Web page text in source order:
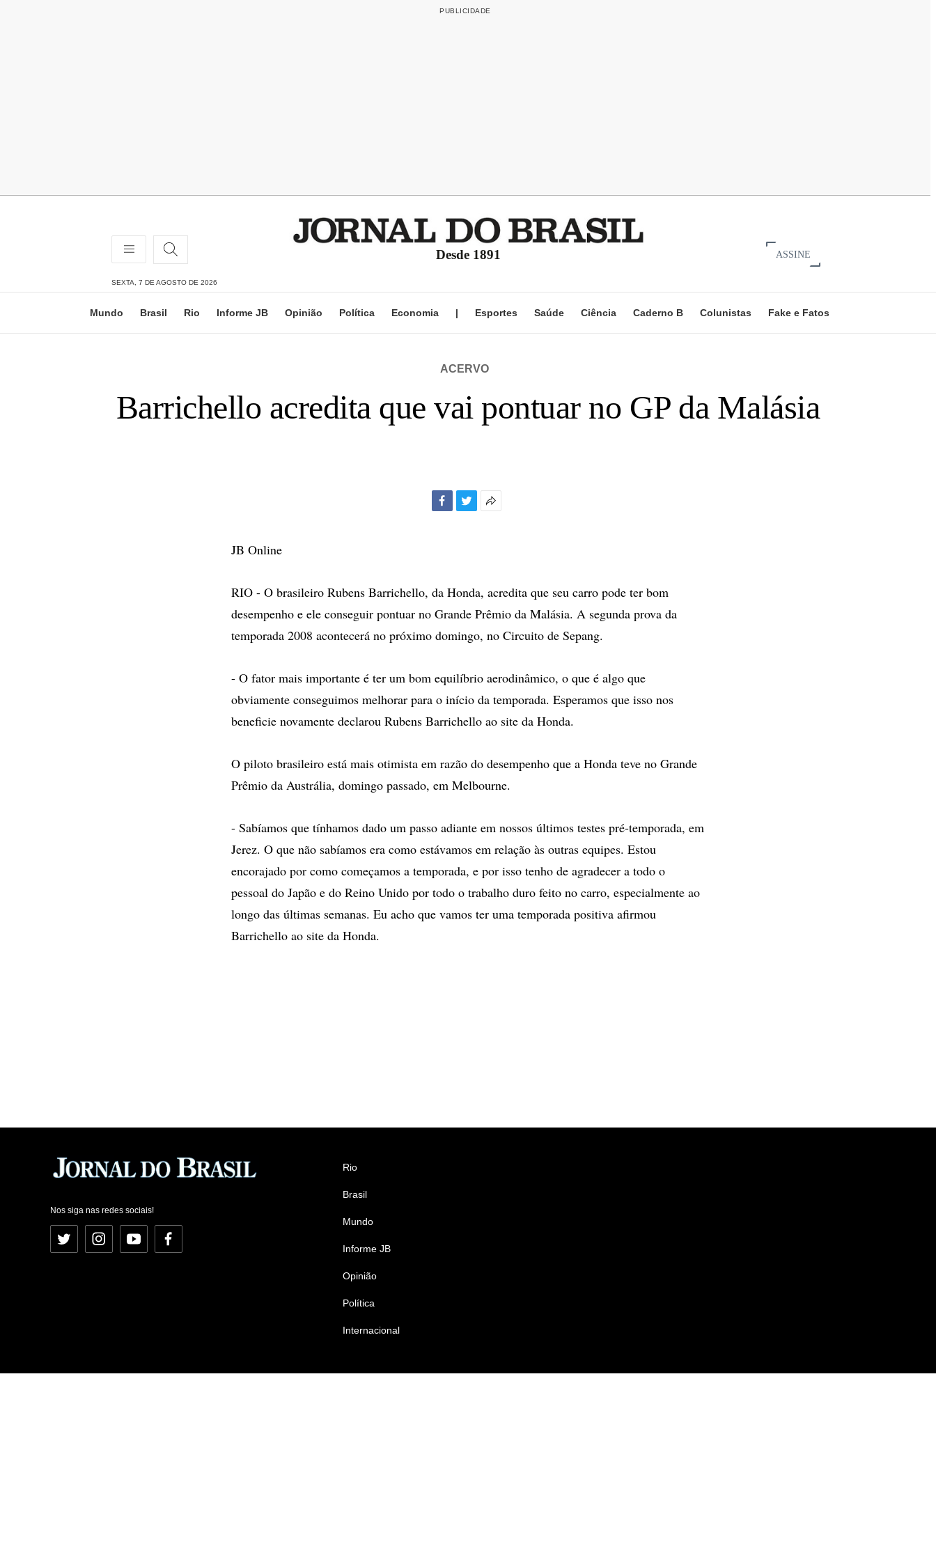
Desde 1891 ASSINE
SEXTA, 7 DE AGOSTO DE 2026
Mundo Brasil Rio Informe JB Opinião Política Economia | Esportes Saúde Ciência Caderno B Colunistas Fake e Fatos
ACERVO
Barrichello acredita que vai pontuar no GP da Malásia
JB Online
RIO - O brasileiro Rubens Barrichello, da Honda, acredita que seu carro pode ter bom
desempenho e ele conseguir pontuar no Grande Prêmio da Malásia. A segunda prova da
temporada 2008 acontecerá no próximo domingo, no Circuito de Sepang.
- O fator mais importante é ter um bom equilíbrio aerodinâmico, o que é algo que
obviamente conseguimos melhorar para o início da temporada. Esperamos que isso nos
beneficie novamente declarou Rubens Barrichello ao site da Honda.
O piloto brasileiro está mais otimista em razão do desempenho que a Honda teve no Grande
Prêmio da Austrália, domingo passado, em Melbourne.
- Sabíamos que tínhamos dado um passo adiante em nossos últimos testes pré-temporada, em
Jerez. O que não sabíamos era como estávamos em relação às outras equipes. Estou
encorajado por como começamos a temporada, e por isso tenho de agradecer a todo o
pessoal do Japão e do Reino Unido por todo o trabalho duro feito no carro, especialmente ao
longo das últimas semanas. Eu acho que vamos ter uma temporada positiva afirmou
Barrichello ao site da Honda.
Nos siga nas redes sociais!
Twitter InstagramYouTubeFacebook
Rio
Brasil
Mundo
Informe JB
Opinião
Política
Internacional